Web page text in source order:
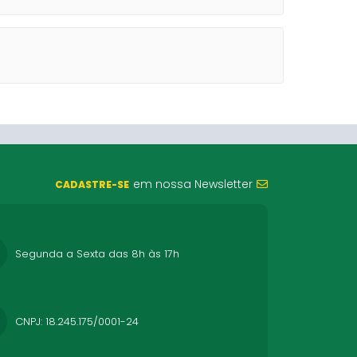
CADASTRE-SE em nossa Newsletter
Segunda a Sexta das 8h às 17h
CNPJ: 18.245.175/0001-24